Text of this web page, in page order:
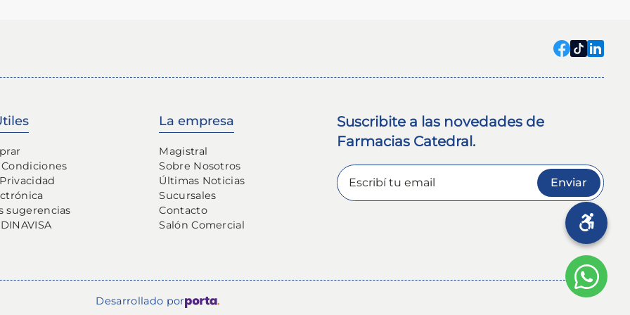
sugerencias
La empresa
Magistral
Sobre Nosotros
Últimas Noticias
Sucursales
Contacto
Salón Comercial
Suscribite a las novedades de
Farmacias Catedral.
Enviar
Desarrollado por